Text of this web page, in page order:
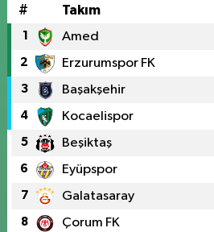
# Takım
1 Amed
2 Erzurumspor FK
3 Başakşehir
4 Kocaelispor
5 Beşiktaş
6 Eyüpspor
7 Galatasaray
8 Çorum FK